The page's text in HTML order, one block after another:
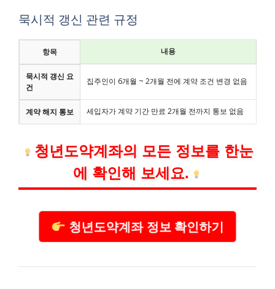
묵시적 갱신 관련 규정
항목 내용
묵시적 갱신 요
건
집주인이 6개월 ~ 2개월 전에 계약 조건 변경 없음
계약 해지 통보 세입자가 계약 기간 만료 2개월 전까지 통보 없음
청년도약계좌의 모든 정보를 한눈
에 확인해 보세요.
청년도약계좌 정보 확인하기